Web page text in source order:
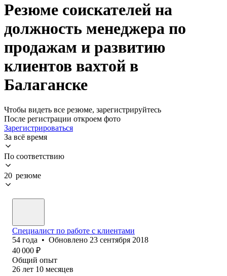
Резюме соискателей на
должность менеджера по
продажам и развитию
клиентов вахтой в
Балаганске
Чтобы видеть все резюме, зарегистрируйтесь
После регистрации откроем фото
Зарегистрироваться
За всё время
По соответствию
20 резюме
Специалист по работе с клиентами
54 года • Обновлено 23 сентября 2018
40 000 ₽
Общий опыт
26 лет 10 месяцев